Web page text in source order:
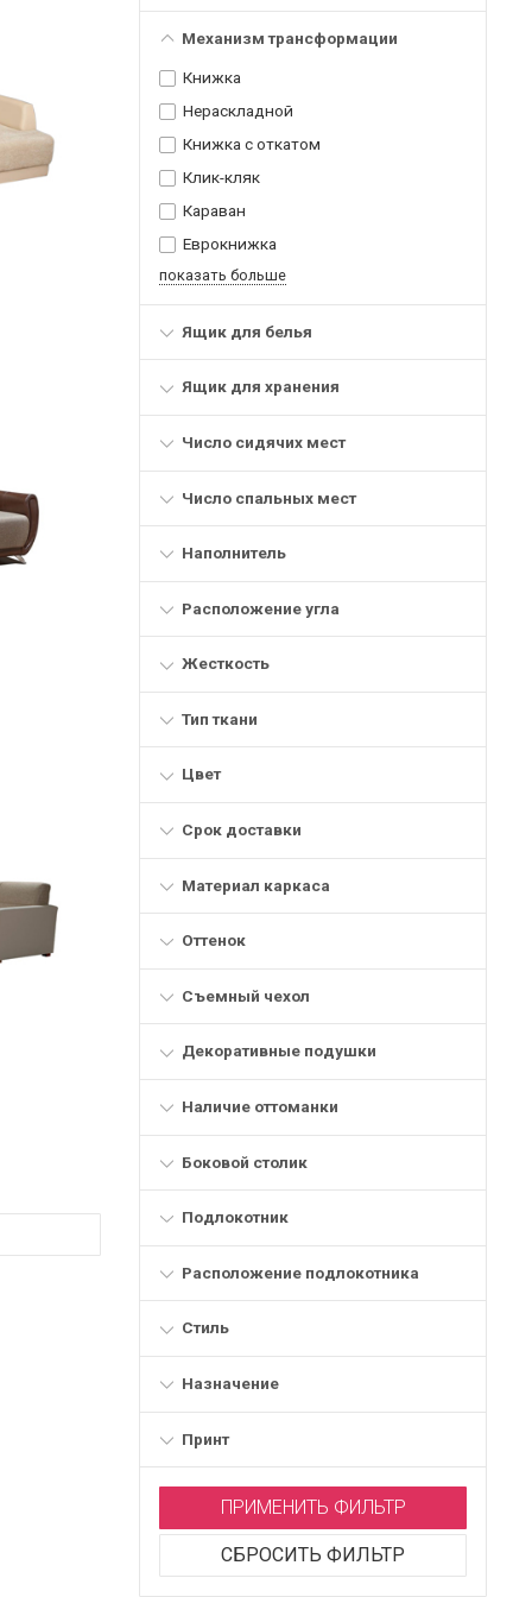
Механизм трансформации
Книжка
Нераскладной
Книжка с откатом
Клик-кляк
Караван
Еврокнижка
показать больше
Ящик для белья
Ящик для хранения
Число сидячих мест
Число спальных мест
Наполнитель
Расположение угла
Жесткость
Тип ткани
Цвет
Срок доставки
Материал каркаса
Оттенок
Съемный чехол
Декоративные подушки
Наличие оттоманки
Боковой столик
Подлокотник
Расположение подлокотника
Стиль
Назначение
Принт
ПРИМЕНИТЬ ФИЛЬТР
СБРОСИТЬ ФИЛЬТР